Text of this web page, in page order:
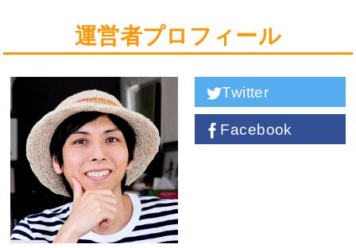
運営者プロフィール
Twitter
Facebook